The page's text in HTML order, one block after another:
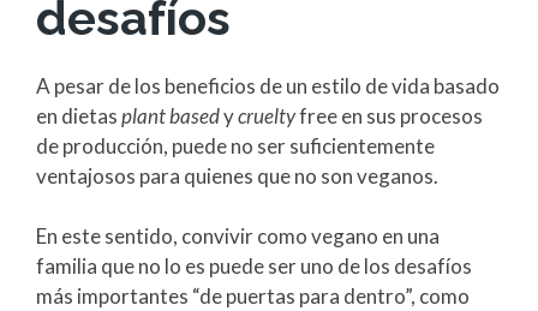
desafíos
A pesar de los beneficios de un estilo de vida basado
en dietasplant basedycrueltyfree en sus procesos
de producción, puede no ser suficientemente
ventajosos para quienes que no son veganos.
En este sentido, convivir como vegano en una
familia que no lo es puede ser uno de los desafíos
más importantes “de puertas para dentro”, como